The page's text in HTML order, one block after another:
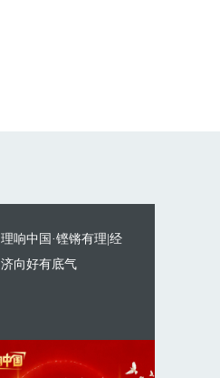
理响中国·铿锵有理|经
济向好有底气